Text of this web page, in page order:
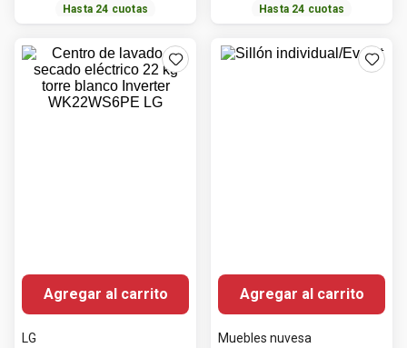
Centro de lavado y
secado eléctrico 22 kg
torre blanco Inverter
WK22WS6PE LG
Vendido porSiman
$2199
Sillón individual/Evolet
Vendido porSiman
$379.00